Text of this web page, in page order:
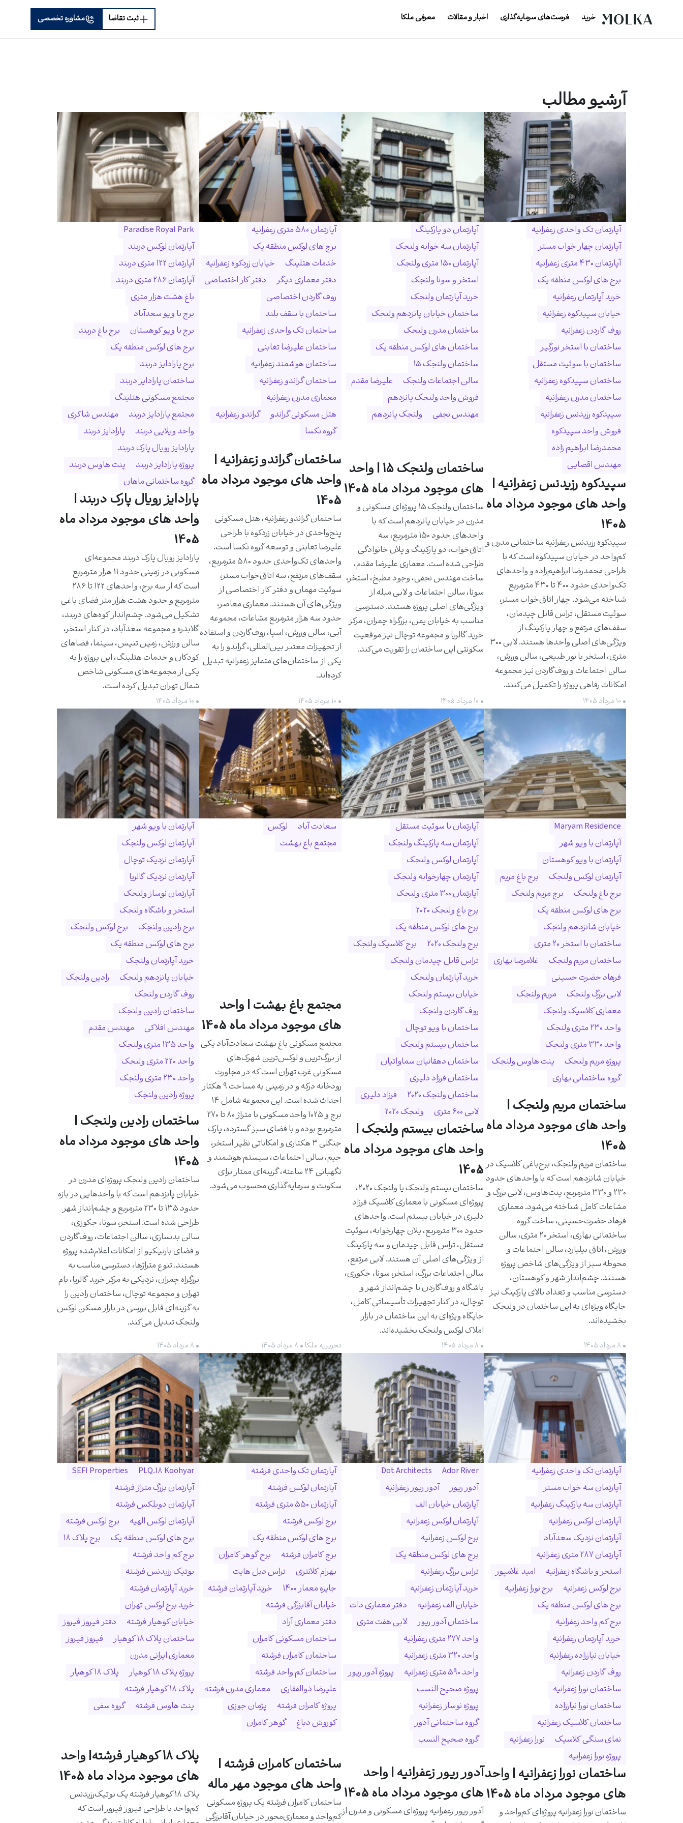
خرید فرصت‌های سرمایه‌گذاری اخبار و مقالات معرفی ملکا ثبت تقاضا مشاوره تخصصی
آرشیو مطالب
آپارتمان تک واحدی زعفرانیه
آپارتمان چهار خواب مستر
آپارتمان ۴۳۰ متری زعفرانیه
برج های لوکس منطقه یک
خرید آپارتمان زعفرانیه
خیابان سپیدکوه زعفرانیه
روف گاردن زعفرانیه
ساختمان با استخر نورگیر
ساختمان با سوئیت مستقل
ساختمان سپیدکوه زعفرانیه
ساختمان مدرن زعفرانیه
سپیدکوه رزیدنس زعفرانیه
فروش واحد سپیدکوه
محمدرضا ابراهیم زاده
مهندس اقصایی
سپیدکوه رزیدنس زعفرانیه |
واحد های موجود مرداد ماه
1405
سپیدکوه رزیدنس زعفرانیه ساختمانی مدرن و
کم‌واحد در خیابان سپیدکوه است که با
طراحی محمدرضا ابراهیم‌زاده و واحدهای
تک‌واحدی حدود ۴۰۰ تا ۴۳۰ مترمربع
شناخته می‌شود. چهار اتاق‌خواب مستر،
سوئیت مستقل، تراس قابل چیدمان،
سقف‌های مرتفع و چهار پارکینگ از
ویژگی‌های اصلی واحدها هستند. لابی ۳۰۰
متری، استخر با نور طبیعی، سالن ورزش،
سالن اجتماعات و روف‌گاردن نیز مجموعه
امکانات رفاهی پروژه را تکمیل می‌کنند.
• ۱۰ مرداد ۱۴۰۵
آپارتمان دو پارکینگ
آپارتمان سه خوابه ولنجک
آپارتمان ۱۵۰ متری ولنجک
استخر و سونا ولنجک
خرید آپارتمان ولنجک
ساختمان خیابان پانزدهم ولنجک
ساختمان مدرن ولنجک
ساختمان های لوکس منطقه یک
ساختمان ولنجک ۱۵
سالن اجتماعات ولنجک
علیرضا مقدم
فروش واحد ولنجک پانزدهم
مهندس نجفی
ولنجک پانزدهم
ساختمان ولنجک ۱۵ | واحد
های موجود مرداد ماه 1405
ساختمان ولنجک ۱۵ پروژه‌ای مسکونی و
مدرن در خیابان پانزدهم است که با
واحدهای حدود ۱۵۰ مترمربع، سه
اتاق‌خواب، دو پارکینگ و پلان خانوادگی
طراحی شده است. معماری علیرضا مقدم،
ساخت مهندس نجفی، وجود مطبخ، استخر،
سونا، سالن اجتماعات و لابی مبله از
ویژگی‌های اصلی پروژه هستند. دسترسی
مناسب به خیابان یمن، بزرگراه چمران، مرکز
خرید گالریا و مجموعه توچال نیز موقعیت
سکونتی این ساختمان را تقویت می‌کند.
• ۱۰ مرداد ۱۴۰۵
آپارتمان ۵۸۰ متری زعفرانیه
برج های لوکس منطقه یک
خدمات هتلینگ
خیابان زردکوه زعفرانیه
دفتر معماری دیگر
دفتر کار اختصاصی
روف گاردن اختصاصی
ساختمان با سقف بلند
ساختمان تک واحدی زعفرانیه
ساختمان علیرضا تغابنی
ساختمان هوشمند زعفرانیه
ساختمان گراندو زعفرانیه
معماری مدرن زعفرانیه
هتل مسکونی گراندو
گراندو زعفرانیه
گروه نکسا
ساختمان گراندو زعفرانیه |
واحد های موجود مرداد ماه
1405
ساختمان گراندو زعفرانیه، هتل مسکونی
پنج‌واحدی در خیابان زردکوه با طراحی
علیرضا تغابنی و توسعه گروه نکسا است.
واحدهای تک‌واحدی حدود ۵۸۰ مترمربع،
سقف‌های مرتفع، سه اتاق‌خواب مستر،
سوئیت مهمان و دفتر کار اختصاصی از
ویژگی‌های آن هستند. معماری معاصر،
حدود سه هزار مترمربع مشاعات، مجموعه
آبی، سالن ورزش، اسپا، روف‌گاردن و استفاده
از تجهیزات معتبر بین‌المللی، گراندو را به
یکی از ساختمان‌های متمایز زعفرانیه تبدیل
کرده‌اند.
• ۱۰ مرداد ۱۴۰۵
Paradise Royal Park
آپارتمان لوکس دربند
آپارتمان ۱۲۲ متری دربند
آپارتمان ۲۸۶ متری دربند
باغ هشت هزار متری
برج با ویو سعدآباد
برج با ویو کوهستان
برج باغ دربند
برج های لوکس منطقه یک
برج پارادایز دربند
ساختمان پارادایز دربند
مجتمع مسکونی هتلینگ
مجتمع پارادایز دربند
مهندس شاکری
واحد ویلایی دربند
پارادایز دربند
پارادایز رویال پارک دربند
پروژه پارادایز دربند
پنت هاوس دربند
گروه ساختمانی ماهان
پارادایز رویال پارک دربند |
واحد های موجود مرداد ماه
1405
پارادایز رویال پارک دربند مجموعه‌ای
مسکونی در زمینی حدود ۱۱ هزار مترمربع
است که از سه برج، واحدهای ۱۲۲ تا ۲۸۶
مترمربع و حدود هشت هزار متر فضای باغی
تشکیل می‌شود. چشم‌انداز کوه‌های دربند،
گلابدره و مجموعه سعدآباد، در کنار استخر،
سالن ورزش، زمین تنیس، سینما، فضاهای
کودکان و خدمات هتلینگ، این پروژه را به
یکی از مجموعه‌های مسکونی شاخص
شمال تهران تبدیل کرده است.
• ۱۰ مرداد ۱۴۰۵
Maryam Residence
آپارتمان با ویو شهر
آپارتمان با ویو کوهستان
آپارتمان لوکس ولنجک
برج باغ مریم
برج باغ ولنجک
برج مریم ولنجک
برج های لوکس منطقه یک
خیابان شانزدهم ولنجک
ساختمان با استخر ۲۰ متری
ساختمان مریم ولنجک
غلامرضا بهاری
فرهاد حضرت حسینی
لابی بزرگ ولنجک
مریم ولنجک
معماری کلاسیک ولنجک
واحد ۲۳۰ متری ولنجک
واحد ۳۳۰ متری ولنجک
پروژه مریم ولنجک
پنت هاوس ولنجک
گروه ساختمانی بهاری
ساختمان مریم ولنجک |
واحد های موجود مرداد ماه
1405
ساختمان مریم ولنجک، برج‌باغی کلاسیک در
خیابان شانزدهم است که با واحدهای حدود
۲۳۰ و ۳۳۰ مترمربع، پنت‌هاوس، لابی بزرگ و
مشاعات کامل شناخته می‌شود. معماری
فرهاد حضرت‌حسینی، ساخت گروه
ساختمانی بهاری، استخر ۲۰ متری، سالن
ورزش، اتاق بیلیارد، سالن اجتماعات و
محوطه سبز از ویژگی‌های شاخص پروژه
هستند. چشم‌انداز شهر و کوهستان،
دسترسی مناسب و تعداد بالای پارکینگ نیز
جایگاه ویژه‌ای به این ساختمان در ولنجک
بخشیده‌اند.
• ۸ مرداد ۱۴۰۵
آپارتمان با سوئیت مستقل
آپارتمان سه پارکینگ ولنجک
آپارتمان لوکس ولنجک
آپارتمان چهارخوابه ولنجک
آپارتمان ۳۰۰ متری ولنجک
برج باغ ولنجک ۲۰۲۰
برج های لوکس منطقه یک
برج ولنجک ۲۰۲۰
برج کلاسیک ولنجک
تراس قابل چیدمان ولنجک
خرید آپارتمان ولنجک
خیابان بیستم ولنجک
روف گاردن ولنجک
ساختمان با ویو توچال
ساختمان بیستم ولنجک
ساختمان دهقانیان سماواتیان
ساختمان فرزاد دلیری
ساختمان ولنجک 2020
فرزاد دلیری
لابی ۶۰۰ متری
ولنجک ۲۰۲۰
ساختمان بیستم ولنجک |
واحد های موجود مرداد ماه
1405
ساختمان بیستم ولنجک یا ولنجک ۲۰۲۰،
پروژه‌ای مسکونی با معماری کلاسیک فرزاد
دلیری در خیابان بیستم است. واحدهای
حدود ۳۰۰ مترمربع، پلان چهارخوابه، سوئیت
مستقل، تراس قابل چیدمان و سه پارکینگ
از ویژگی‌های اصلی آن هستند. لابی مرتفع،
سالن اجتماعات بزرگ، استخر، سونا، جکوزی،
باشگاه و روف‌گاردن با چشم‌انداز شهر و
توچال، در کنار تجهیزات تأسیساتی کامل،
جایگاه ویژه‌ای به این ساختمان در بازار
املاک لوکس ولنجک بخشیده‌اند.
• ۸ مرداد ۱۴۰۵
سعادت آباد
لوکس
مجتمع باغ بهشت
مجتمع باغ بهشت | واحد
های موجود مرداد ماه 1405
مجتمع مسکونی باغ بهشت سعادت‌آباد یکی
از بزرگ‌ترین و لوکس‌ترین شهرک‌های
مسکونی غرب تهران است که در مجاورت
رودخانه درکه و در زمینی به مساحت ۹ هکتار
احداث شده است. این مجموعه شامل ۱۴
برج و ۱۰۲۵ واحد مسکونی با متراژ ۸۰ تا ۲۷۰
مترمربع بوده و با فضای سبز گسترده، پارک
جنگلی ۳ هکتاری و امکاناتی نظیر استخر،
جیم، سالن اجتماعات، سیستم هوشمند و
نگهبانی ۲۴ ساعته، گزینه‌ای ممتاز برای
سکونت و سرمایه‌گذاری محسوب می‌شود.
تحریریه ملکا • ۸ مرداد ۱۴۰۵
آپارتمان با ویو شهر
آپارتمان لوکس ولنجک
آپارتمان نزدیک توچال
آپارتمان نزدیک گالریا
آپارتمان نوساز ولنجک
استخر و باشگاه ولنجک
برج رادین ولنجک
برج لوکس ولنجک
برج های لوکس منطقه یک
خرید آپارتمان ولنجک
خیابان پانزدهم ولنجک
رادین ولنجک
روف گاردن ولنجک
ساختمان رادین ولنجک
مهندس افلاکی
مهندس مقدم
واحد ۱۳۵ متری ولنجک
واحد ۲۲۰ متری ولنجک
واحد ۲۳۰ متری ولنجک
پروژه رادین ولنجک
ساختمان رادین ولنجک |
واحد های موجود مرداد ماه
1405
ساختمان رادین ولنجک پروژه‌ای مدرن در
خیابان پانزدهم است که با واحدهایی در بازه
حدود ۱۳۵ تا ۲۳۰ مترمربع و چشم‌انداز شهر
طراحی شده است. استخر، سونا، جکوزی،
سالن بدنسازی، سالن اجتماعات، روف‌گاردن
و فضای باربیکیو از امکانات اعلام‌شده پروژه
هستند. تنوع متراژها، دسترسی مناسب به
بزرگراه چمران، نزدیکی به مرکز خرید گالریا، بام
تهران و مجموعه توچال، ساختمان رادین را
به گزینه‌ای قابل بررسی در بازار مسکن لوکس
ولنجک تبدیل می‌کند.
• ۸ مرداد ۱۴۰۵
آپارتمان تک واحدی زعفرانیه
آپارتمان سه خواب مستر
آپارتمان سه پارکینگ زعفرانیه
آپارتمان لوکس زعفرانیه
آپارتمان نزدیک سعدآباد
آپارتمان ۲۸۷ متری زعفرانیه
استخر و باشگاه زعفرانیه
امید غلامپور
برج لوکس زعفرانیه
برج نورا زعفرانیه
برج های لوکس منطقه یک
برج کم واحد زعفرانیه
خرید آپارتمان زعفرانیه
خیابان نیاززاده زعفرانیه
روف گاردن زعفرانیه
ساختمان نورا زعفرانیه
ساختمان نورا نیاززاده
ساختمان کلاسیک زعفرانیه
نمای سنگی کلاسیک
نورا زعفرانیه
پروژه نورا زعفرانیه
ساختمان نورا زعفرانیه | واحد
های موجود مرداد ماه 1405
ساختمان نورا زعفرانیه پروژه‌ای کم‌واحد و
Ador River
Dot Architects
آدور ریور
آدور ریور زعفرانیه
آپارتمان خیابان الف
آپارتمان لوکس زعفرانیه
برج لوکس زعفرانیه
برج های لوکس منطقه یک
تراس بزرگ زعفرانیه
خرید آپارتمان زعفرانیه
خیابان الف زعفرانیه
دفتر معماری دات
ساختمان آدور ریور
لابی هفت متری
واحد ۲۷۷ متری زعفرانیه
واحد ۳۲۰ متری زعفرانیه
واحد ۵۹۰ متری زعفرانیه
پروژه آدور ریور
پروژه صحیح النسب
پروژه نوساز زعفرانیه
گروه ساختمانی آدور
گروه صحیح النسب
آدور ریور زعفرانیه | واحد
های موجود مرداد ماه 1405
آدور ریور زعفرانیه پروژه‌ای مسکونی و مدرن از
آپارتمان تک واحدی فرشته
آپارتمان لوکس فرشته
آپارتمان ۵۵۰ متری فرشته
برج لوکس فرشته
برج های لوکس منطقه یک
برج کامران فرشته
برج گوهر کامران
بهرام کلانتری
تراس دبل هایت
جایزه معمار ۱۴۰۰
خرید آپارتمان فرشته
خیابان آقابزرگی فرشته
دفتر معماری آراد
ساختمان مسکونی کامران
ساختمان کامران فرشته
ساختمان کم واحد فرشته
علیرضا ذوالفقاری
معماری مدرن فرشته
پروژه کامران فرشته
پژمان جوزی
کوروش دباغ
گوهر کامران
ساختمان کامران فرشته |
واحد های موجود مهر ماله
ساختمان کامران فرشته یک پروژه مسکونی
کم‌واحد و معماری‌محور در خیابان آقابزرگی
PLQ.18 Koohyar
SEFI Properties
آپارتمان بزرگ متراژ فرشته
آپارتمان دوبلکس فرشته
آپارتمان لوکس الهیه
برج لوکس فرشته
برج های لوکس منطقه یک
برج پلاک ۱۸
برج کم واحد فرشته
بوتیک رزیدنس فرشته
خرید آپارتمان فرشته
خرید برج لوکس تهران
خیابان کوهیار فرشته
دفتر فیروز فیروز
ساختمان پلاک ۱۸ کوهیار
فیروز فیروز
معماری ایرانی مدرن
پروژه پلاک ۱۸ کوهیار
پلاک ۱۸ کوهیار
پلاک ۱۸ کوهیار فرشته
پنت هاوس فرشته
گروه سفی
پلاک ۱۸ کوهیار فرشته| واحد
های موجود مرداد ماه 1405
پلاک ۱۸ کوهیار فرشته یک بوتیک‌رزیدنس
کم‌واحد با طراحی فیروز فیروز است که